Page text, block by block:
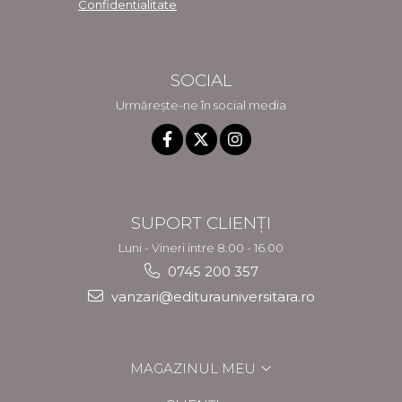
Confidentialitate
SOCIAL
Urmărește-ne în social media
SUPORT CLIENȚI
Luni - Vineri intre 8.00 - 16.00
0745 200 357
vanzari@editurauniversitara.ro
MAGAZINUL MEU